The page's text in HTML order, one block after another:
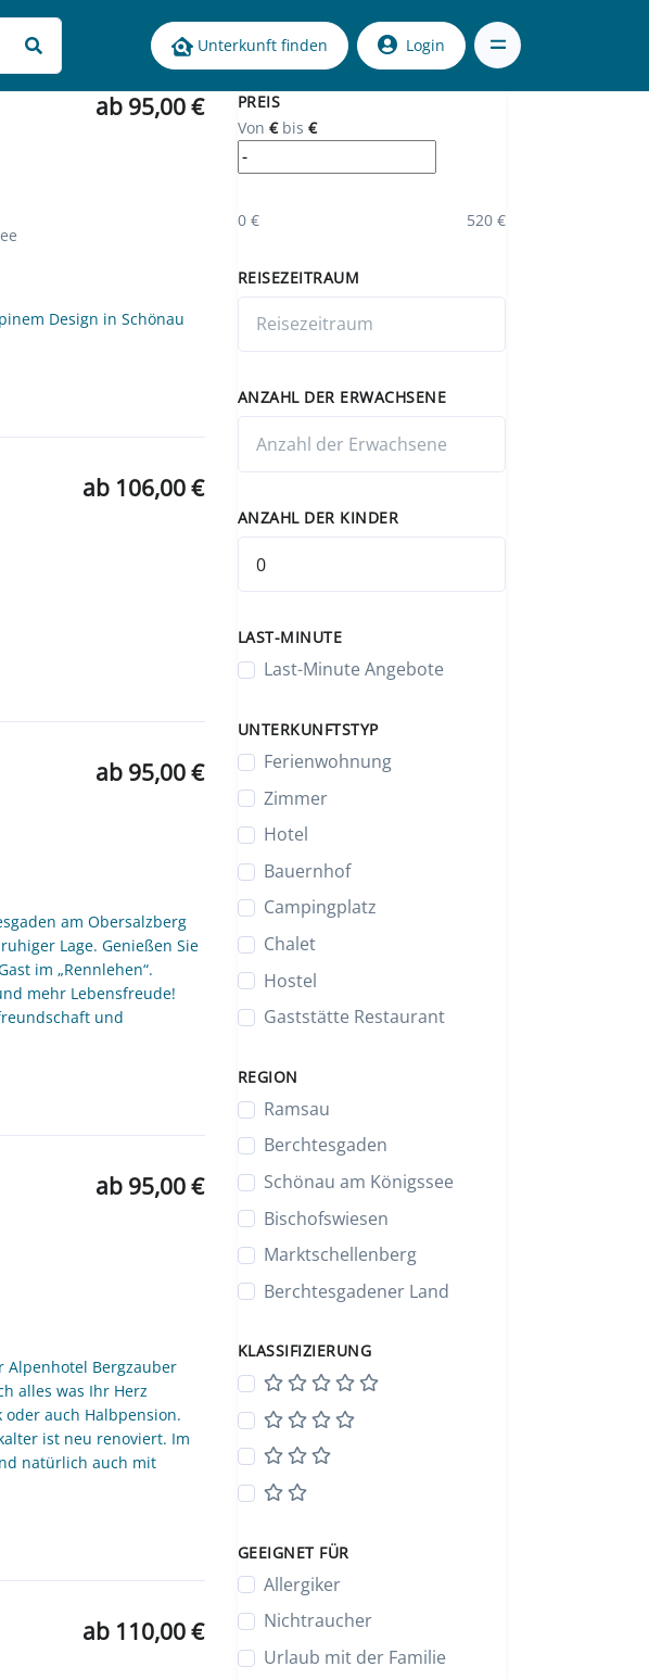
Unterkunft finden Login
ab 95,00 €
Design in Schönau
ab 106,00 €
ab 95,00 €
am Obersalzberg
Lage. Genießen Sie
im „Rennlehen“.
mehr Lebensfreude!
und
ab 95,00 €
Alpenhotel Bergzauber
alles was Ihr Herz
auch Halbpension.
ist neu renoviert. Im
natürlich auch mit
ab 110,00 €
PREIS
Von €bis €
0 € 520 €
REISEZEITRAUM
ANZAHL DER ERWACHSENE
ANZAHL DER KINDER
LAST-MINUTE
Last-Minute Angebote
UNTERKUNFTSTYP
Ferienwohnung
Zimmer
Hotel
Bauernhof
Campingplatz
Chalet
Hostel
Gaststätte Restaurant
REGION
Ramsau
Berchtesgaden
Schönau am Königssee
Bischofswiesen
Marktschellenberg
Berchtesgadener Land
KLASSIFIZIERUNG
GEEIGNET FÜR
Allergiker
Nichtraucher
Urlaub mit der Familie